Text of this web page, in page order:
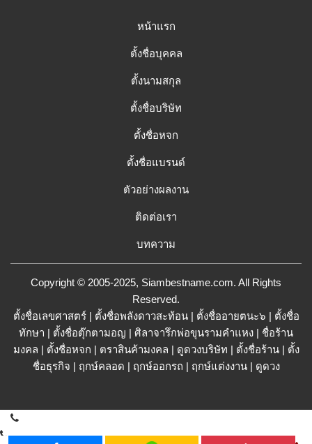
หน้าแรก
ตั้งชื่อบุคคล
ตั้งนามสกุล
ตั้งชื่อบริษัท
ตั้งชื่อหจก
ตั้งชื่อแบรนด์
ตัวอย่างผลงาน
ติดต่อเรา
บทความ
Copyright © 2005-2025, Siambestname.com. All Rights
Reserved.
ตั้งชื่อเลขศาสตร์| ตั้งชื่อพลังดาวสะท้อน| ตั้งชื่ออายตนะ๖ | ตั้งชื่อ
ทักษา | ตั้งชื่อตุ๊กตามอญ | ศิลาจารึกพ่อขุนรามคำแหง | ชื่อร้าน
มงคล | ตั้งชื่อหจก | ตราสินค้ามงคล | ดูดวงบริษัท | ตั้งชื่อร้าน| ตั้ง
ชื่อธุรกิจ | ฤกษ์คลอด | ฤกษ์ออกรถ | ฤกษ์แต่งงาน| ดูดวง